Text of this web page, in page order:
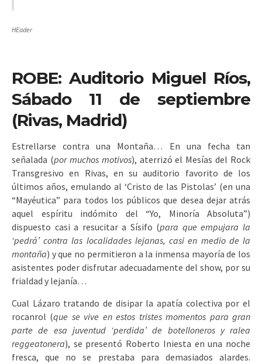
HEader
ROBE: Auditorio Miguel Ríos,
Sábado 11 de septiembre
(Rivas, Madrid)
Estrellarse contra una Montaña… En una fecha tan
señalada (por muchos motivos), aterrizó el Mesías del Rock
Transgresivo en Rivas, en su auditorio favorito de los
últimos años, emulando al ‘Cristo de las Pistolas’ (en una
“Mayéutica” para todos los públicos que desea dejar atrás
aquel espíritu indómito del “Yo, Minoría Absoluta”)
dispuesto casi a resucitar a Sísifo (para que empujara la
‘pedrá’ contra las localidades lejanas, casi en medio de la
montaña) y que no permitieron a la inmensa mayoría de los
asistentes poder disfrutar adecuadamente del show, por su
frialdad y lejanía…
Cual Lázaro tratando de disipar la apatía colectiva por el
rocanrol (que se vive en estos tristes momentos para gran
parte de esa juventud ‘perdida’ de botelloneros y ralea
reggeatonera), se presentó Roberto Iniesta en una noche
fresca, que no se prestaba para demasiados alardes.